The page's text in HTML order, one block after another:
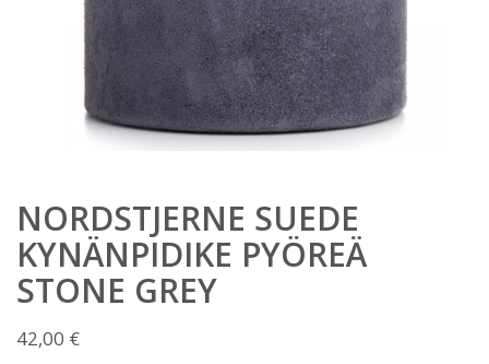
NORDSTJERNE SUEDE
KYNÄNPIDIKE PYÖREÄ
STONE GREY
42,00 €